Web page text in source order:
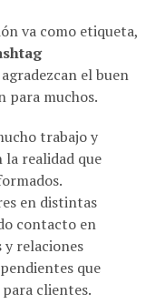
va como etiqueta,
el buen
para muchos.
realidad que
en distintas
contacto en
y relaciones
que
clientes.
con quienes